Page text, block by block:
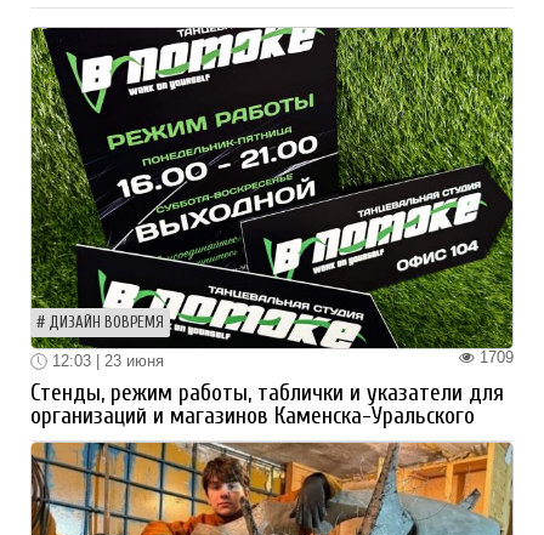
ДИЗАЙН ВОВРЕМЯ
1709
12:03 | 23 июня
Стенды, режим работы, таблички и указатели для
организаций и магазинов Каменска-Уральского